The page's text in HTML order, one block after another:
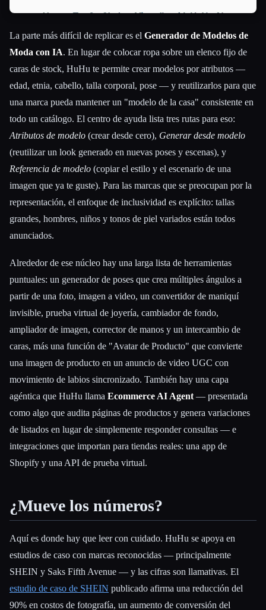
La parte más difícil de replicar es el Generador de Modelos de
Moda con IA. En lugar de colocar ropa sobre un elenco fijo de
caras de stock, HuHu te permite crear modelos por atributos —
edad, etnia, cabello, talla corporal, pose — y reutilizarlos para que
una marca pueda mantener un "modelo de la casa" consistente en
todo un catálogo. El centro de ayuda lista tres rutas para eso:
Atributos de modelo (crear desde cero), Generar desde modelo
(reutilizar un look generado en nuevas poses y escenas), y
Referencia de modelo (copiar el estilo y el escenario de una
imagen que ya te guste). Para las marcas que se preocupan por la
representación, el enfoque de inclusividad es explícito: tallas
grandes, hombres, niños y tonos de piel variados están todos
anunciados.
Alrededor de ese núcleo hay una larga lista de herramientas
puntuales: un generador de poses que crea múltiples ángulos a
partir de una foto, imagen a video, un convertidor de maniquí
invisible, prueba virtual de joyería, cambiador de fondo,
ampliador de imagen, corrector de manos y un intercambio de
caras, más una función de "Avatar de Producto" que convierte
una imagen de producto en un anuncio de video UGC con
movimiento de labios sincronizado. También hay una capa
agéntica que HuHu llama Ecommerce AI Agent — presentada
como algo que audita páginas de productos y genera variaciones
de listados en lugar de simplemente responder consultas — e
integraciones que importan para tiendas reales: una app de
Shopify y una API de prueba virtual.
¿Mueve los números?
Aquí es donde hay que leer con cuidado. HuHu se apoya en
estudios de caso con marcas reconocidas — principalmente
SHEIN y Saks Fifth Avenue — y las cifras son llamativas. El
estudio de caso de SHEIN publicado afirma una reducción del
90% en costos de fotografía, un aumento de conversión del